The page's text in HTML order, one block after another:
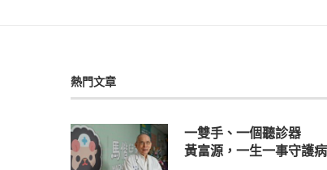
熱門文章
一雙手、一個聽診器
黃富源，一生一事守護